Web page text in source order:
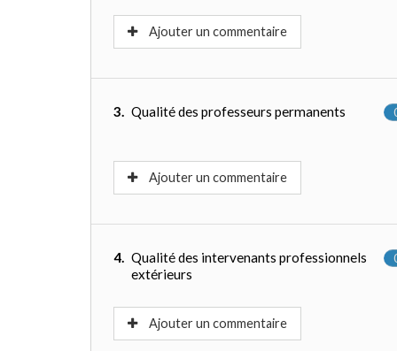
Ajouter un commentaire
3. Qualité des professeurs permanents
Ajouter un commentaire
4. Qualité des intervenants professionnels
extérieurs
Ajouter un commentaire